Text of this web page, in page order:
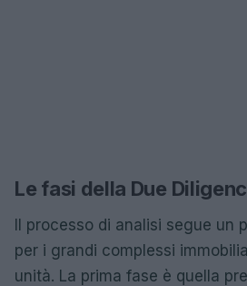
Le fasi della Due
Il processo di analisi segue un
per i grandi complessi
unità. La prima fase è quella